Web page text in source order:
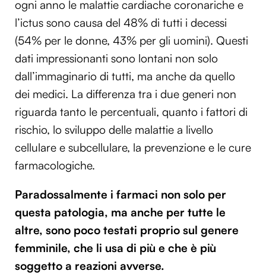
ogni anno le malattie cardiache coronariche e
l’ictus sono causa del 48% di tutti i decessi
(54% per le donne, 43% per gli uomini). Questi
dati impressionanti sono lontani non solo
dall’immaginario di tutti, ma anche da quello
dei medici. La differenza tra i due generi non
riguarda tanto le percentuali, quanto i fattori di
rischio, lo sviluppo delle malattie a livello
cellulare e subcellulare, la prevenzione e le cure
farmacologiche.
Paradossalmente i farmaci non solo per
questa patologia, ma anche per tutte le
altre, sono poco testati proprio sul genere
femminile, che li usa di più e che è più
soggetto a reazioni avverse.